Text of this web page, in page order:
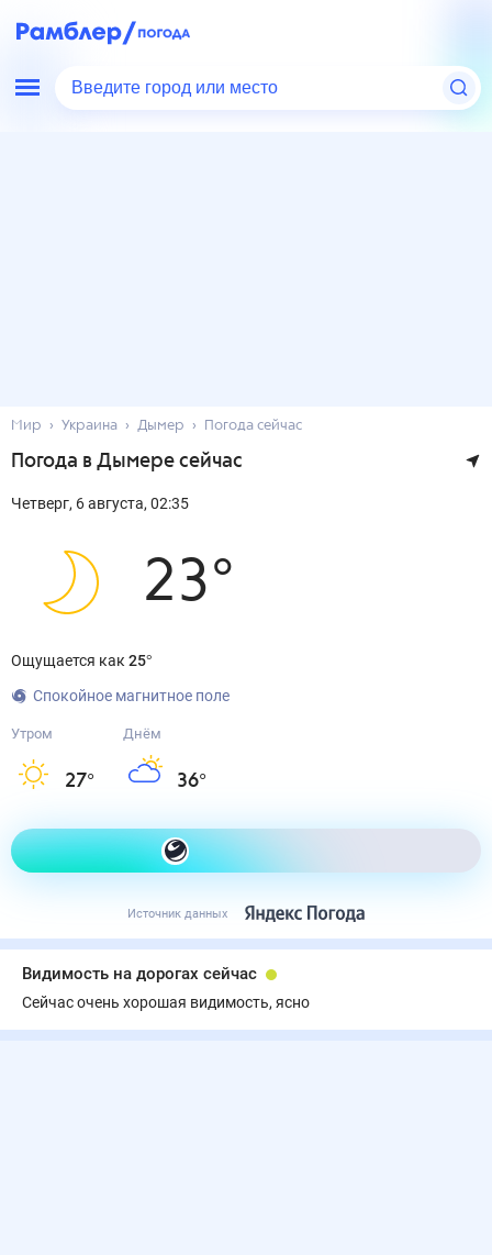
Введите город или место
Мир Украина Дымер Погода сейчас
Погода в Дымере сейчас
Четверг, 6августа, 02:35
23°
Ощущается как 25°
Спокойное магнитное поле
Утром
27°
Днём
36°
Как одеться сегодня
Источник данных
Видимость на дорогах сейчас
Сейчас очень хорошая видимость, ясно